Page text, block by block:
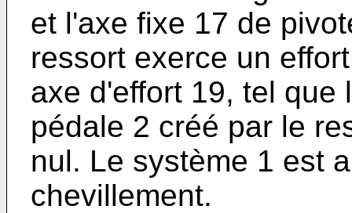
et l'axe fixe 17 de
ressort exerce un
axe d'effort 19, tel que
pédale 2 créé par le
nul. Le système 1 est
chevillement.